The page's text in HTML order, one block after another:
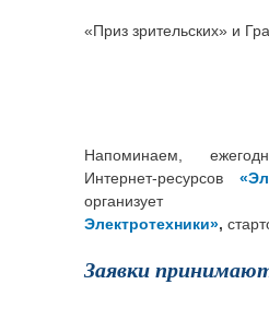
«Приз зрительских» и
Напоминаем,
Интернет-ресурсов
Электротехники»,
Заявки